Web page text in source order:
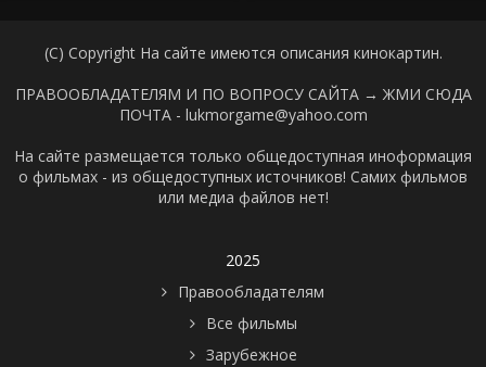
(C) Copyright На сайте имеются описания кинокартин.
ПРАВООБЛАДАТЕЛЯМ И ПО ВОПРОСУ САЙТА → ЖМИ СЮДА
ПОЧТА - lukmorgame@yahoo.com
На сайте размещается только общедоступная иноформация
о фильмах - из общедоступных источников! Самих фильмов
или медиа файлов нет!
2025
Правообладателям
Все фильмы
Зарубежное